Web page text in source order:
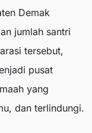
Demak
jumlah santri
tersebut,
pusat
yang
dan terlindungi.